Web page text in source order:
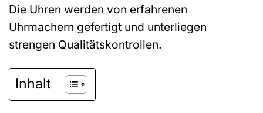
Die Uhren werden von erfahrenen
Uhrmachern gefertigt und unterliegen
strengen Qualitätskontrollen.
Inhalt